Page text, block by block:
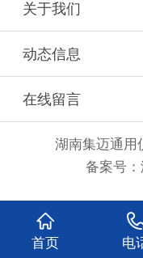
关于我们
动态信息
在线留言
湖南集迈通用
备案号：
首页 电